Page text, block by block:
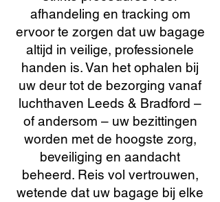
afhandeling en tracking om
ervoor te zorgen dat uw bagage
altijd in veilige, professionele
handen is. Van het ophalen bij
uw deur tot de bezorging vanaf
luchthaven Leeds & Bradford –
of andersom – uw bezittingen
worden met de hoogste zorg,
beveiliging en aandacht
beheerd. Reis vol vertrouwen,
wetende dat uw bagage bij elke